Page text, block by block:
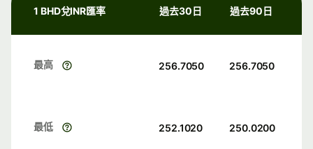
1 BHD兌INR匯率 過去30日 過去90日
最高 256.7050 256.7050
最低 252.1020 250.0200